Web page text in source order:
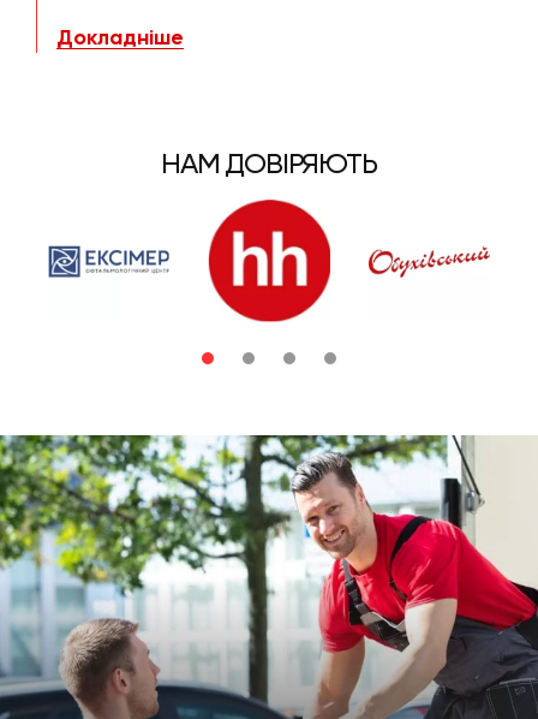
Докладніше
НАМ ДОВІРЯЮТЬ